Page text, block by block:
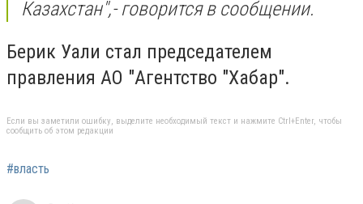
Казахстан",- говорится в сообщении.
Берик Уали стал председателем
правления АО "Агентство "Хабар".
Если вы заметили ошибку, выделите необходимый текст и нажмите Ctrl+Enter, чтобы
сообщить об этом редакции
#власть